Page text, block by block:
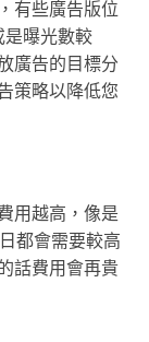
有些廣告版位
是曝光數較
廣告的目標分
策略以降低您
用越高，像是
都會需要較高
話費用會再貴